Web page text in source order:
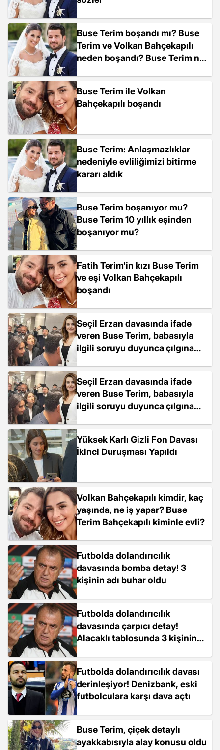
Buse Terim boşandı mı? Buse
Terim ve Volkan Bahçekapılı
neden boşandı? Buse Terim ne
Buse Terim ile Volkan
Bahçekapılı boşandı
Buse Terim: Anlaşmazlıklar
nedeniyle evliliğimizi bitirme
kararı aldık
Buse Terim boşanıyor mu?
Buse Terim 10 yıllık eşinden
boşanıyor mu?
Fatih Terim'in kızı Buse Terim
ve eşi Volkan Bahçekapılı
boşandı
Seçil Erzan davasında ifade
veren Buse Terim, babasıyla
ilgili soruyu duyunca çılgına
Seçil Erzan davasında ifade
veren Buse Terim, babasıyla
ilgili soruyu duyunca çılgına
Yüksek Karlı Gizli Fon Davası
İkinci Duruşması Yapıldı
Volkan Bahçekapılı kimdir, kaç
yaşında, ne iş yapar? Buse
Terim Bahçekapılı kiminle evli?
Futbolda dolandırıcılık
davasında bomba detay! 3
kişinin adı buhar oldu
Futbolda dolandırıcılık
davasında çarpıcı detay!
Alacaklı tablosunda 3 kişinin
Futbolda dolandırıcılık davası
derinleşiyor! Denizbank, eski
futbolculara karşı dava açtı
Buse Terim, çiçek detaylı
ayakkabısıyla alay konusu oldu